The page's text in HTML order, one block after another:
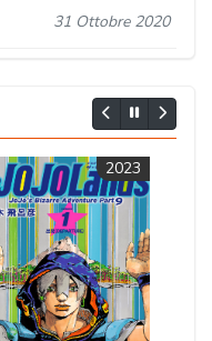
31 Ottobre 2020
2023